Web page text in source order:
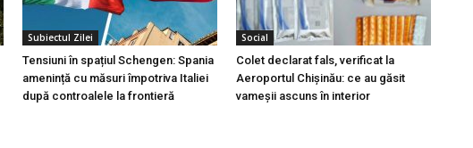
Subiectul Zilei
Tensiuni în spațiul Schengen: Spania
amenință cu măsuri împotriva Italiei
după controalele la frontieră
Social
Colet declarat fals, verificat la
Aeroportul Chișinău: ce au găsit
vameșii ascuns în interior